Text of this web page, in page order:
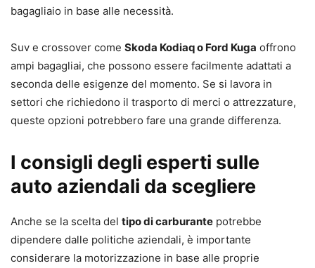
bagagliaio in base alle necessità.
Suv e crossover come Skoda Kodiaq o Ford Kuga offrono
ampi bagagliai, che possono essere facilmente adattati a
seconda delle esigenze del momento. Se si lavora in
settori che richiedono il trasporto di merci o attrezzature,
queste opzioni potrebbero fare una grande differenza.
I consigli degli esperti sulle
auto aziendali da scegliere
Anche se la scelta del tipo di carburante potrebbe
dipendere dalle politiche aziendali, è importante
considerare la motorizzazione in base alle proprie